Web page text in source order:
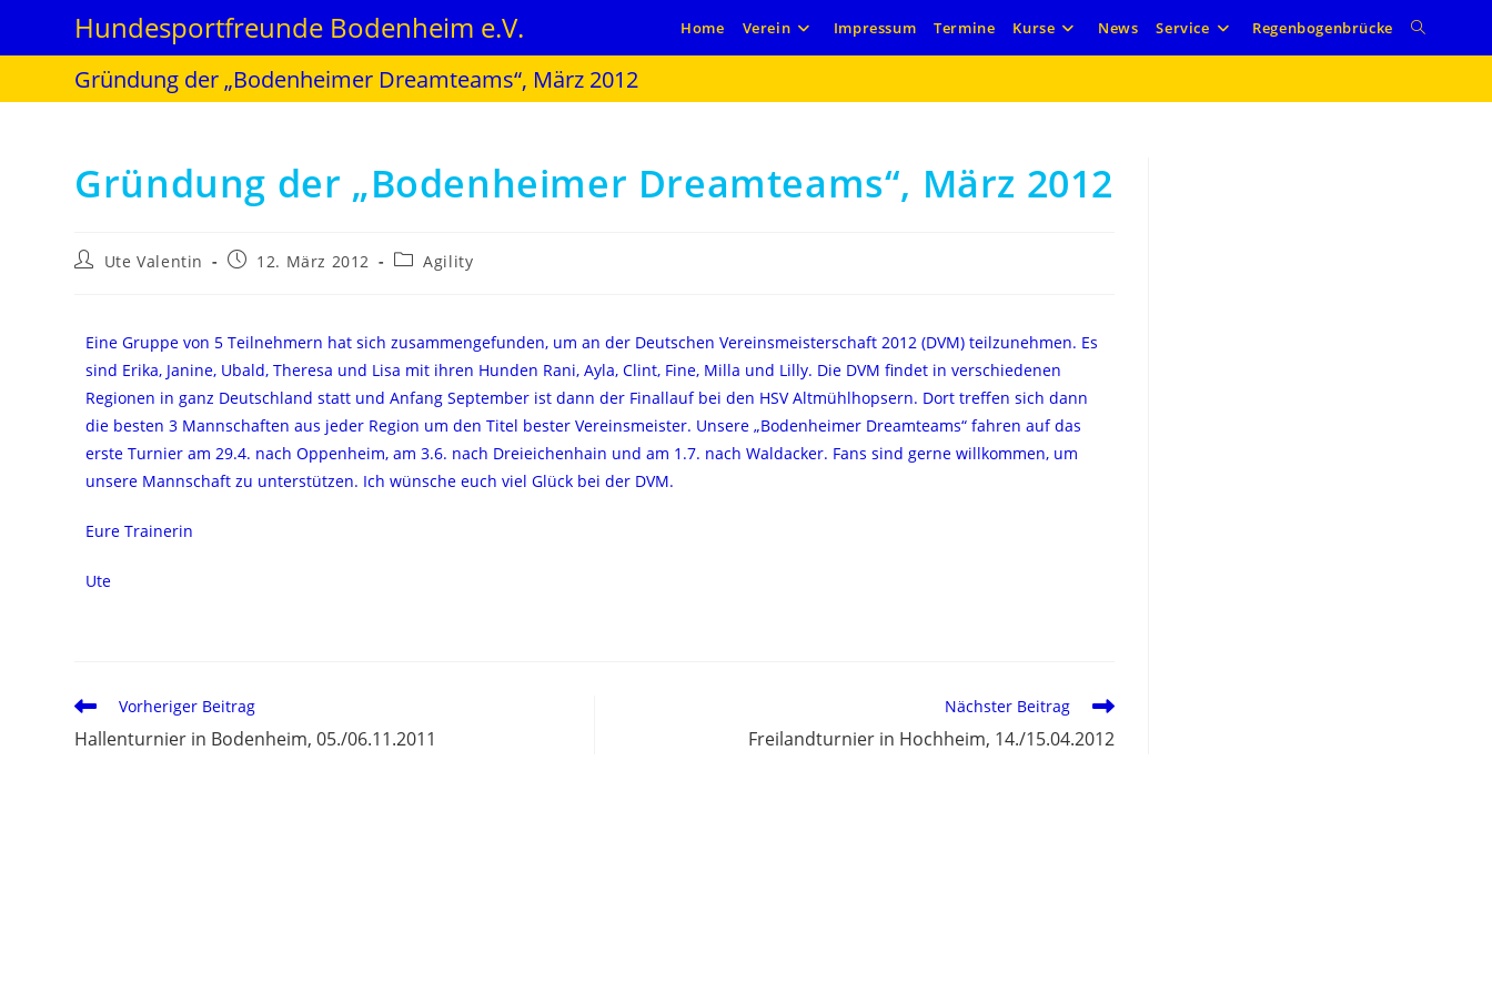
Hundesportfreunde Bodenheim e.V. Home Verein Impressum Termine Kurse News Service Regenbogenbrücke
Gründung der „Bodenheimer Dreamteams“, März 2012
Gründung der „Bodenheimer Dreamteams“, März 2012
Ute Valentin 12. März 2012 Agility
Eine Gruppe von 5 Teilnehmern hat sich zusammengefunden, um an der Deutschen Vereinsmeisterschaft 2012 (DVM) teilzunehmen. Es
sind Erika, Janine, Ubald, Theresa und Lisa mit ihren Hunden Rani, Ayla, Clint, Fine, Milla und Lilly. Die DVM findet in verschiedenen
Regionen in ganz Deutschland statt und Anfang September ist dann der Finallauf bei den HSV Altmühlhopsern. Dort treffen sich dann
die besten 3 Mannschaften aus jeder Region um den Titel bester Vereinsmeister. Unsere „Bodenheimer Dreamteams“ fahren auf das
erste Turnier am 29.4. nach Oppenheim, am 3.6. nach Dreieichenhain und am 1.7. nach Waldacker. Fans sind gerne willkommen, um
unsere Mannschaft zu unterstützen. Ich wünsche euch viel Glück bei der DVM.
Eure Trainerin
Ute
Vorheriger Beitrag
Hallenturnier in Bodenheim, 05./06.11.2011
Nächster Beitrag
Freilandturnier in Hochheim, 14./15.04.2012